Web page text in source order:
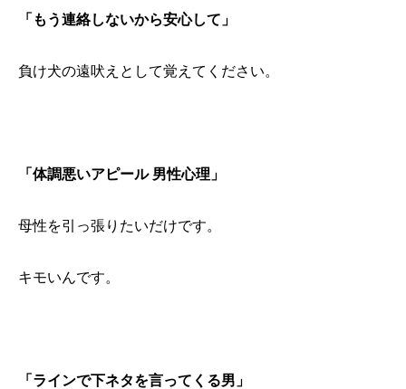
「もう連絡しないから安心して」
負け犬の遠吠えとして覚えてください。
「体調悪いアピール 男性心理」
母性を引っ張りたいだけです。
キモいんです。
「ラインで下ネタを言ってくる男」